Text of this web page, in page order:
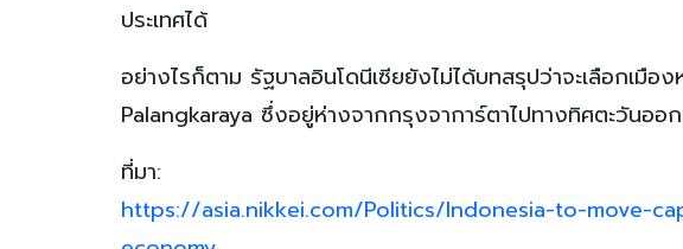
ประเทศได้
อย่างไรก็ตาม รัฐบาลอินโดนีเซียยังไม่ได้บทสรุปว่าจะเลือกเมื
Palangkaraya ซึ่งอยู่ห่างจากกรุงจาการ์ตาไปทางทิศตะวันออ
ที่มา:
https://asia.nikkei.com/Politics/Indonesia-to-move-